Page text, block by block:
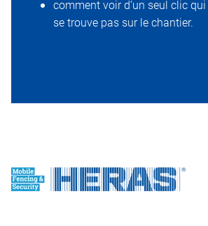
comment voir d’un seul clic
se trouve pas sur le chantier.